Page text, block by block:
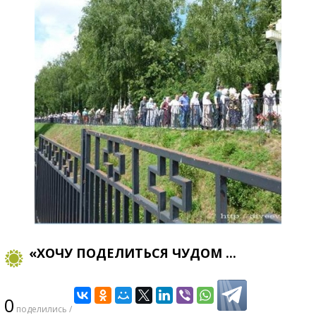
​«ХОЧУ ПОДЕЛИТЬСЯ ЧУДОМ ...
0 поделились /